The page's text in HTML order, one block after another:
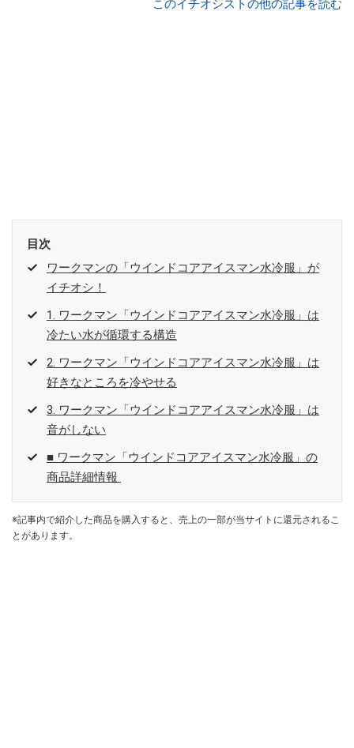
このイチオシストの他の記事を読む
目次
ワークマンの「ウインドコアアイスマン水冷服」が
イチオシ！
1. ワークマン「ウインドコアアイスマン水冷服」は
冷たい水が循環する構造
2. ワークマン「ウインドコアアイスマン水冷服」は
好きなところを冷やせる
3. ワークマン「ウインドコアアイスマン水冷服」は
音がしない
■ ワークマン「ウインドコアアイスマン水冷服」の
商品詳細情報
※記事内で紹介した商品を購入すると、売上の一部が当サイトに還元されるこ
とがあります。